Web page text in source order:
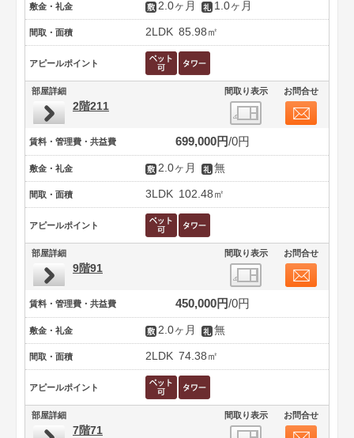
敷金・礼金 2.0ヶ月 1.0ヶ月
間取・面積 2LDK 85.98㎡
アピールポイント
部屋詳細 間取り表示 お問合せ
2階211
賃料・管理費・共益費 699,000円 0円
敷金・礼金 2.0ヶ月 無
間取・面積 3LDK 102.48㎡
アピールポイント
部屋詳細 間取り表示 お問合せ
9階91
賃料・管理費・共益費 450,000円 0円
敷金・礼金 2.0ヶ月 無
間取・面積 2LDK 74.38㎡
アピールポイント
部屋詳細 間取り表示 お問合せ
7階71